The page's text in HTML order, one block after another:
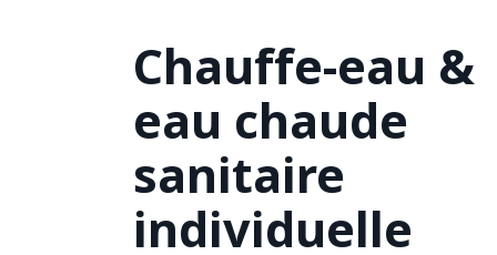
Chauffe-eau &
eau chaude
sanitaire
individuelle